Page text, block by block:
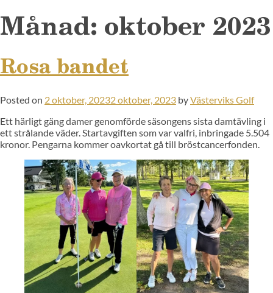
Månad: oktober 2023
Rosa bandet
Posted on 2 oktober, 20232 oktober, 2023 byVästerviks Golf
Ett härligt gäng damer genomförde säsongens sista damtävling i
ett strålande väder. Startavgiften som var valfri, inbringade 5.504
kronor. Pengarna kommer oavkortat gå till bröstcancerfonden.